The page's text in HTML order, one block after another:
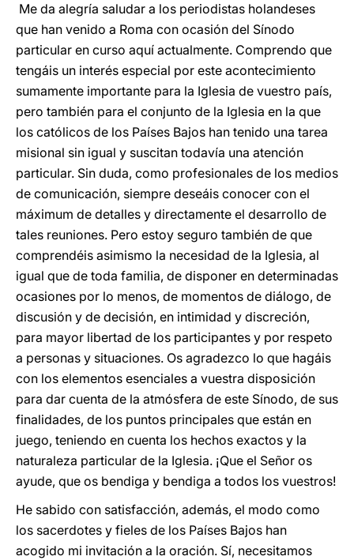
Me da alegría saludar a los periodistas holandeses
que han venido a Roma con ocasión del Sínodo
particular en curso aquí actualmente. Comprendo que
tengáis un interés especial por este acontecimiento
sumamente importante para la Iglesia de vuestro país,
pero también para el conjunto de la Iglesia en la que
los católicos de los Países Bajos han tenido una tarea
misional sin igual y suscitan todavía una atención
particular. Sin duda, como profesionales de los medios
de comunicación, siempre deseáis conocer con el
máximum de detalles y directamente el desarrollo de
tales reuniones. Pero estoy seguro también de que
comprendéis asimismo la necesidad de la Iglesia, al
igual que de toda familia, de disponer en determinadas
ocasiones por lo menos, de momentos de diálogo, de
discusión y de decisión, en intimidad y discreción,
para mayor libertad de los participantes y por respeto
a personas y situaciones. Os agradezco lo que hagáis
con los elementos esenciales a vuestra disposición
para dar cuenta de la atmósfera de este Sínodo, de sus
finalidades, de los puntos principales que están en
juego, teniendo en cuenta los hechos exactos y la
naturaleza particular de la Iglesia. ¡Que el Señor os
ayude, que os bendiga y bendiga a todos los vuestros!
He sabido con satisfacción, además, el modo como
los sacerdotes y fieles de los Países Bajos han
acogido mi invitación a la oración. Sí, necesitamos